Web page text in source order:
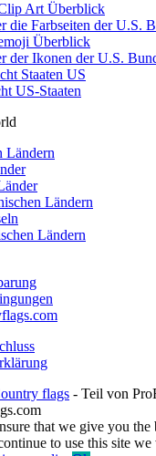
Art Überblick
die Farbseiten der U.S.
Überblick
der Ikonen der U.S.
Staaten US
US-Staaten
Ländern
Ländern
Ländern
flags - Teil von
that we give you the
to use this site